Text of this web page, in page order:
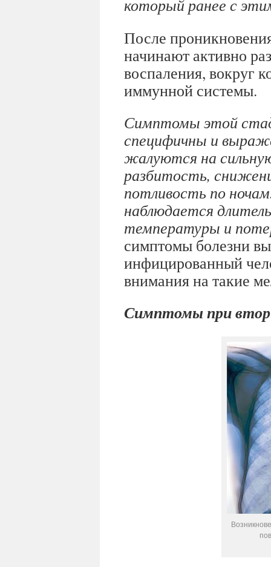
который ранее с
После
начинают активно
воспаления, вокруг
иммунной системы.
Симптомы этой
специфичны и
жалуются на
разбитость,
потливость по
наблюдается
температуры и
симптомы болезни
инфицированный
внимания на такие
Симптомы при